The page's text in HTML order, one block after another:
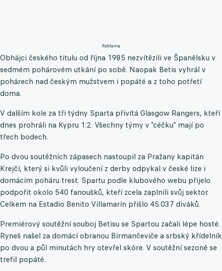
Reklama
Obhájci českého titulu od října 1985 nezvítězili ve Španělsku v
sedmém pohárovém utkání po sobě. Naopak Betis vyhrál v
pohárech nad českým mužstvem i popáté a z toho potřetí
doma.
V dalším kole za tři týdny Sparta přivítá Glasgow Rangers, kteří
dnes prohráli na Kypru 1:2. Všechny týmy v "céčku" mají po
třech bodech.
Po dvou soutěžních zápasech nastoupil za Pražany kapitán
Krejčí, který si kvůli vyloučení z derby odpykal v české lize i
domácím poháru trest. Spartu podle klubového webu přijelo
podpořit okolo 540 fanoušků, kteří zcela zaplnili svůj sektor.
Celkem na Estadio Benito Villamarín přišlo 45.037 diváků.
Premiérový soutěžní souboj Betisu se Spartou začali lépe hosté.
Ryneš našel za domácí obranou Birmančeviče a srbský křídelník
po dvou a půl minutách hry otevřel skóre. V soutěžní sezoně se
trefil popáté.